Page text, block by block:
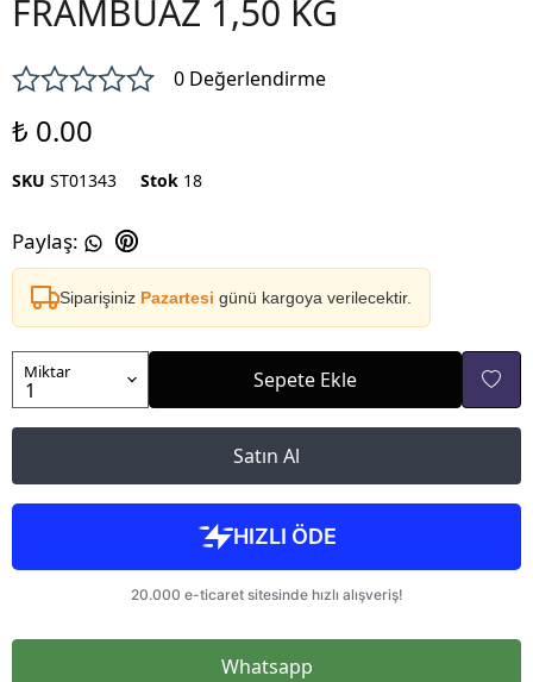
FRAMBUAZ 1,50 KG
0 Değerlendirme
₺ 0.00
SKU ST01343 Stok 18
Paylaş:
Siparişiniz Pazartesi günü kargoya verilecektir.
Miktar Sepete Ekle
Satın Al
Whatsapp